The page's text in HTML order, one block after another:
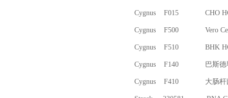
Cygnus
Cygnus F500
Cygnus
Cygnus F140 巴
Cygnus F410